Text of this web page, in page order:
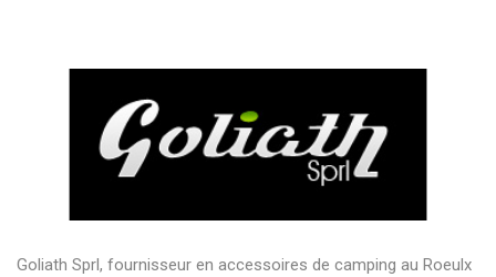
Goliath Sprl, fournisseur en accessoires de camping au Roeulx